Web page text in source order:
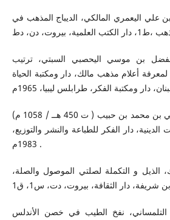
علي اليعمري المالكي، الديباج المذهب في
بن موسي اليحصبي السبتي، ترتيب
أعلام مذهب مالك، دار ومكتبة الحياة
الماوردي : أبي الحسن علي بن محمد بن حبيب ( ت 450 هــ / 1058 م)
الدينية، دار الفكر للطباعة والنشر والتوزيع،
1983م .
الذيل و التكملة لصلتي الموصول والصلة،
نفخ الطيب في خصن الأندلس